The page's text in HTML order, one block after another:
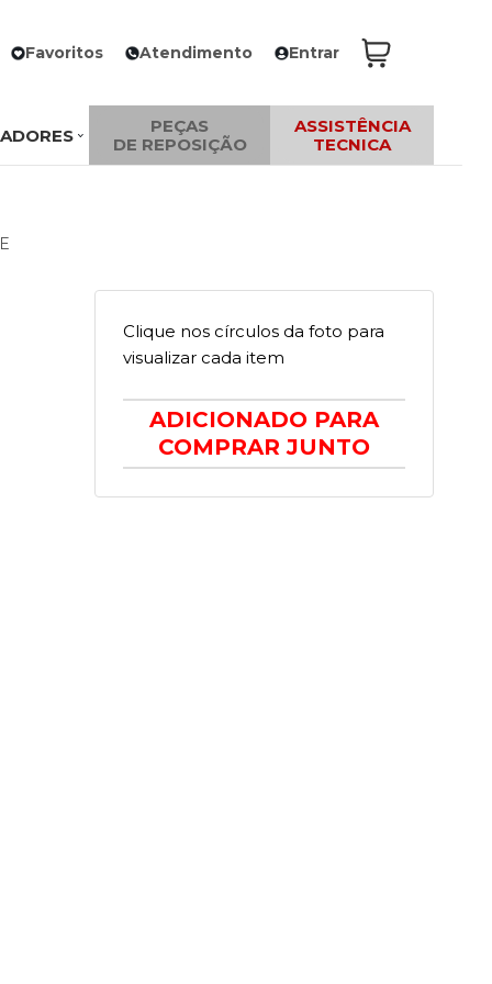
Favoritos Atendimento Entrar
PEÇAS
DE REPOSIÇÃO
ASSISTÊNCIA
TECNICA
Clique nos círculos da foto para
visualizar cada item
ADICIONADO PARA
COMPRAR JUNTO